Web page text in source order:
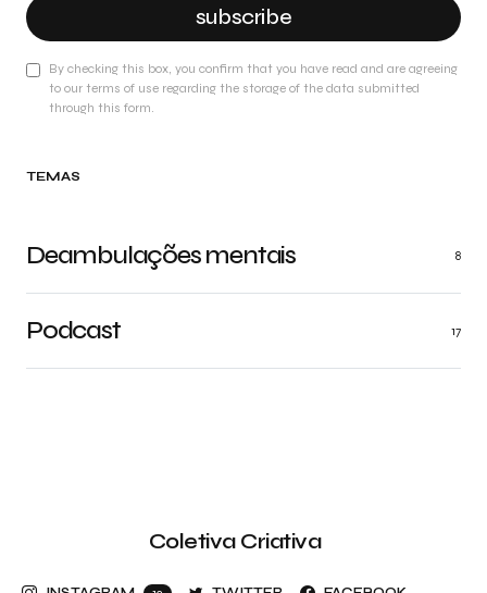
subscribe
By checking this box, you confirm that you have read and are agreeing
to our terms of use regarding the storage of the data submitted
through this form.
TEMAS
Deambulações mentais 8
Podcast 17
Coletiva Criativa